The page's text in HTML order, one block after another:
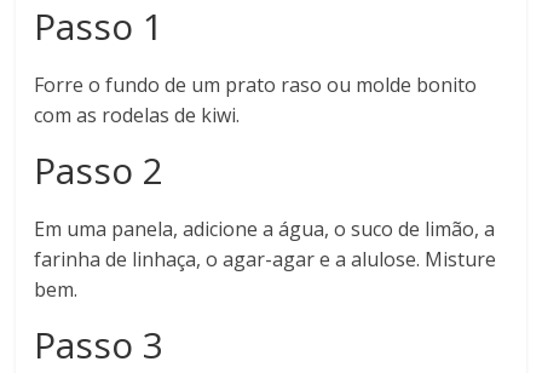
Passo 1
Forre o fundo de um prato raso ou molde bonito
com as rodelas de kiwi.
Passo 2
Em uma panela, adicione a água, o suco de limão, a
farinha de linhaça, o agar-agar e a alulose. Misture
bem.
Passo 3